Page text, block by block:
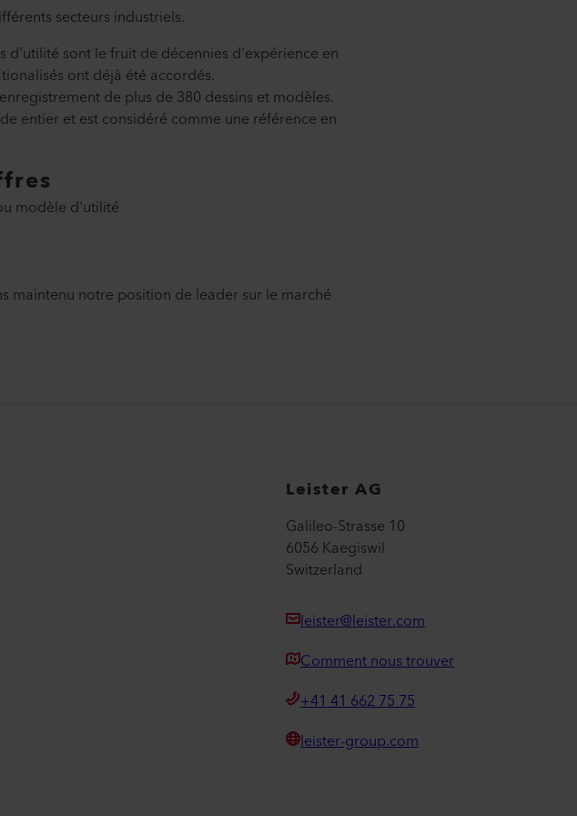
secteurs industriels.
d'utilité sont le fruit de décennies d'expérience en
ont déjà été accordés.
de plus de 380 dessins et modèles.
entier et est considéré comme une référence en
modèle d'utilité
maintenu notre position de leader sur le marché
Leister AG
Galileo-Strasse 10
6056 Kaegiswil
Switzerland
leister@leister.com
Comment nous trouver
+41 41 662 75 75
leister-group.com